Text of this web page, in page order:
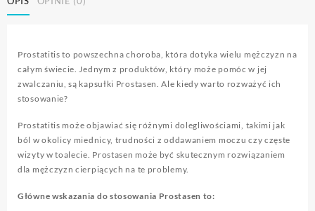
Prostatitis to powszechna choroba, która dotyka wielu mężczyzn na
całym świecie. Jednym z produktów, który może pomóc w jej
zwalczaniu, są kapsułki Prostasen. Ale kiedy warto rozważyć ich
stosowanie?
Prostatitis może objawiać się różnymi dolegliwościami, takimi jak
ból w okolicy miednicy, trudności z oddawaniem moczu czy częste
wizyty w toalecie. Prostasen może być skutecznym rozwiązaniem
dla mężczyzn cierpiących na te problemy.
Główne wskazania do stosowania Prostasen to: